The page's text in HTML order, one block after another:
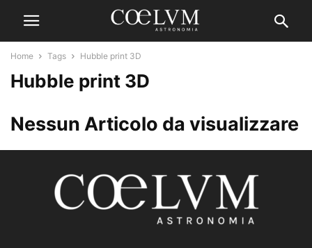
Home Tags Hubble print 3D
Hubble print 3D
Nessun Articolo da visualizzare